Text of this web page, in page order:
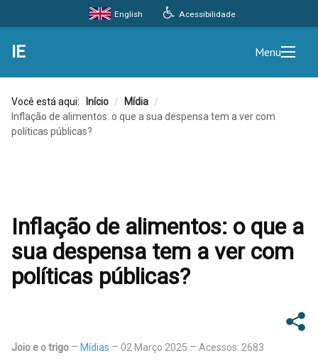
Acessibilidade
English
IE Menu
Você está aqui: Início / Mídia /
Inflação de alimentos: o que a sua despensa tem a ver com
políticas públicas?
Inflação de alimentos: o que a
sua despensa tem a ver com
políticas públicas?
Joio e o trigo Mídias 02 Março 2025 Acessos: 2683